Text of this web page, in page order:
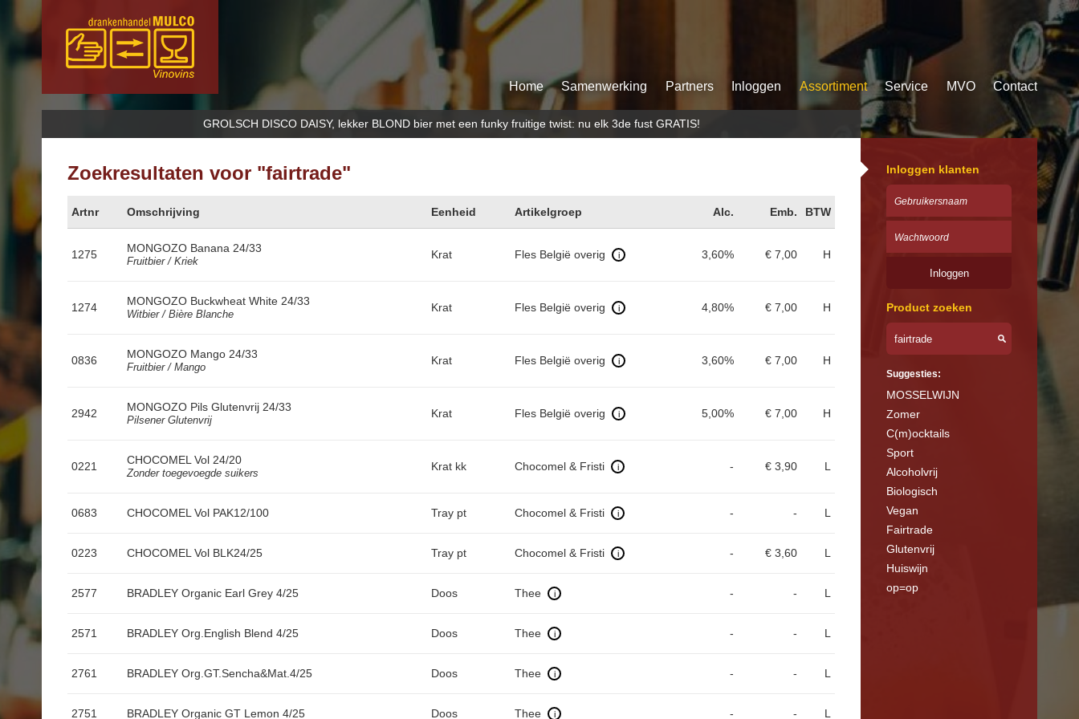
Home Samenwerking Partners Inloggen Assortiment Service MVO Contact
GROLSCH DISCO DAISY, lekker BLOND bier met een funky fruitige twist: nu elk 3de fust GRATIS!
Zoekresultaten voor "fairtrade"
Artnr Omschrijving Eenheid Artikelgroep Alc. Emb. BTW
1275 MONGOZO Banana 24/33
Fruitbier / Kriek
Krat Fles België overig i 3,60% € 7,00 H
1274 MONGOZO Buckwheat White 24/33
Witbier / Bière Blanche
Krat Fles België overig i 4,80% € 7,00 H
0836 MONGOZO Mango 24/33
Fruitbier / Mango
Krat Fles België overig i 3,60% € 7,00 H
2942 MONGOZO Pils Glutenvrij 24/33
Pilsener Glutenvrij
Krat Fles België overig i 5,00% € 7,00 H
0221 CHOCOMEL Vol 24/20
Zonder toegevoegde suikers
Krat kk Chocomel & Fristi i - € 3,90 L
0683 CHOCOMEL Vol PAK12/100 Tray pt Chocomel & Fristi i - - L
0223 CHOCOMEL Vol BLK24/25 Tray pt Chocomel & Fristi i - € 3,60 L
2577 BRADLEY Organic Earl Grey 4/25 Doos Thee i - - L
2571 BRADLEY Org.English Blend 4/25 Doos Thee i - - L
2761 BRADLEY Org.GT.Sencha&Mat.4/25 Doos Thee i - - L
2751 BRADLEY Organic GT Lemon 4/25 Doos Thee i - - L
Inloggen klanten
Product zoeken
Suggesties:
MOSSELWIJN
Zomer
C(m)ocktails
Sport
Alcoholvrij
Biologisch
Vegan
Fairtrade
Glutenvrij
Huiswijn
op=op